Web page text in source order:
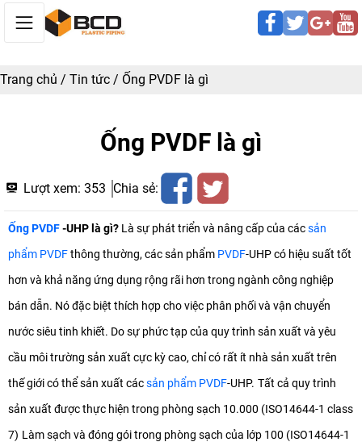
Trang chủ / Tin tức / Ống PVDF là gì
Ống PVDF là gì
Lượt xem: 353 Chia sẻ:
Ống PVDF-UHP là gì? Là sự phát triển và nâng cấp của cácsản
phẩm PVDFthông thường, các sản phẩm PVDF-UHP có hiệu suất tốt
hơn và khả năng ứng dụng rộng rãi hơn trong ngành công nghiệp
bán dẫn. Nó đặc biệt thích hợp cho việc phân phối và vận chuyển
nước siêu tinh khiết. Do sự phức tạp của quy trình sản xuất và yêu
cầu môi trường sản xuất cực kỳ cao, chỉ có rất ít nhà sản xuất trên
thế giới có thể sản xuất cácsản phẩm PVDF-UHP. Tất cả quy trình
sản xuất được thực hiện trong phòng sạch 10.000 (ISO14644-1 class
7) Làm sạch và đóng gói trong phòng sạch của lớp 100 (ISO14644-1